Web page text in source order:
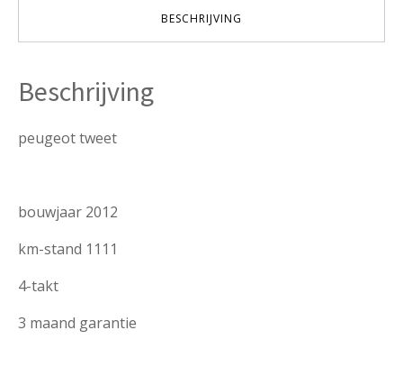
BESCHRIJVING
Beschrijving
peugeot tweet
bouwjaar 2012
km-stand 1111
4-takt
3 maand garantie